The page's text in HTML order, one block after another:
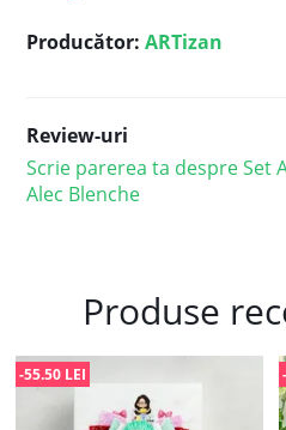
Producător: ARTizan
Review-uri
Scrie parerea ta despre Set
Alec Blenche
Produse
-55.50 LEI